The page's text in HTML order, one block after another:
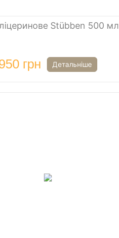
Stübben 500 мл
грн Детальніше